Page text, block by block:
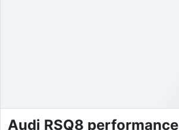
Audi RSQ8 performance